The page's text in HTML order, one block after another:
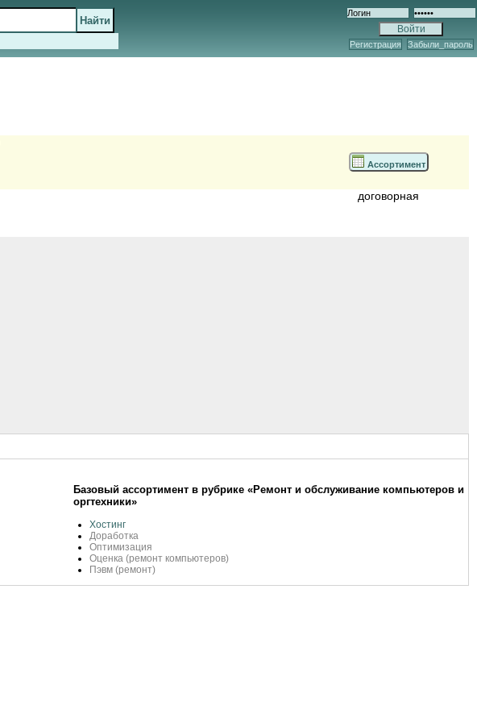
Регистрация Забыли_пароль
Ассортимент
договорная
Базовый ассортимент в рубрике «Ремонт и обслуживание компьютеров и
оргтехники»
Хостинг
Доработка
Оптимизация
Оценка (ремонт компьютеров)
Пэвм (ремонт)